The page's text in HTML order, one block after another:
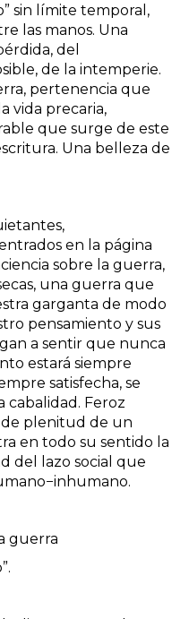
sin límite temporal,
las manos. Una
del
de la intemperie.
pertenencia que
vida precaria,
que surge de este
Una belleza de
en la página
sobre la guerra,
una guerra que
garganta de modo
pensamiento y sus
a sentir que nunca
estará siempre
satisfecha, se
cabalidad. Feroz
de plenitud de un
en todo su sentido la
del lazo social que
guerra